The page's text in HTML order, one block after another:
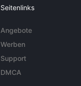
Seitenlinks
Angebote
Werben
Support
DMCA